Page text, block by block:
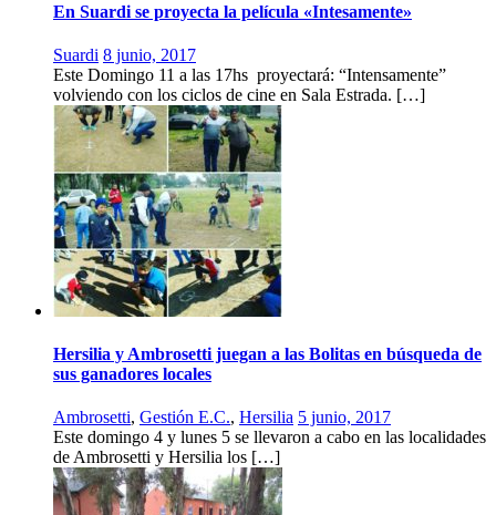
En Suardi se proyecta la película «Intesamente»
Suardi 8 junio, 2017
Este Domingo 11 a las 17hs proyectará: “Intensamente”
volviendo con los ciclos de cine en Sala Estrada. […]
Hersilia y Ambrosetti juegan a las Bolitas en búsqueda de
sus ganadores locales
Ambrosetti, Gestión E.C., Hersilia 5 junio, 2017
Este domingo 4 y lunes 5 se llevaron a cabo en las localidades
de Ambrosetti y Hersilia los […]